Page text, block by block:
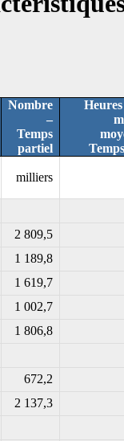
Nombre
–
Temps
partiel
milliers
2 809,5
1 189,8
1 619,7
1 002,7
1 806,8
672,2
2 137,3